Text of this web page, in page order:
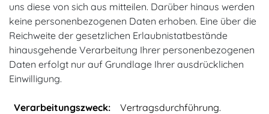
uns diese von sich aus mitteilen. Darüber hinaus werden
keine personenbezogenen Daten erhoben. Eine über die
Reichweite der gesetzlichen Erlaubnistatbestände
hinausgehende Verarbeitung Ihrer personenbezogenen
Daten erfolgt nur auf Grundlage Ihrer ausdrücklichen
Einwilligung.
Verarbeitungszweck: Vertragsdurchführung.